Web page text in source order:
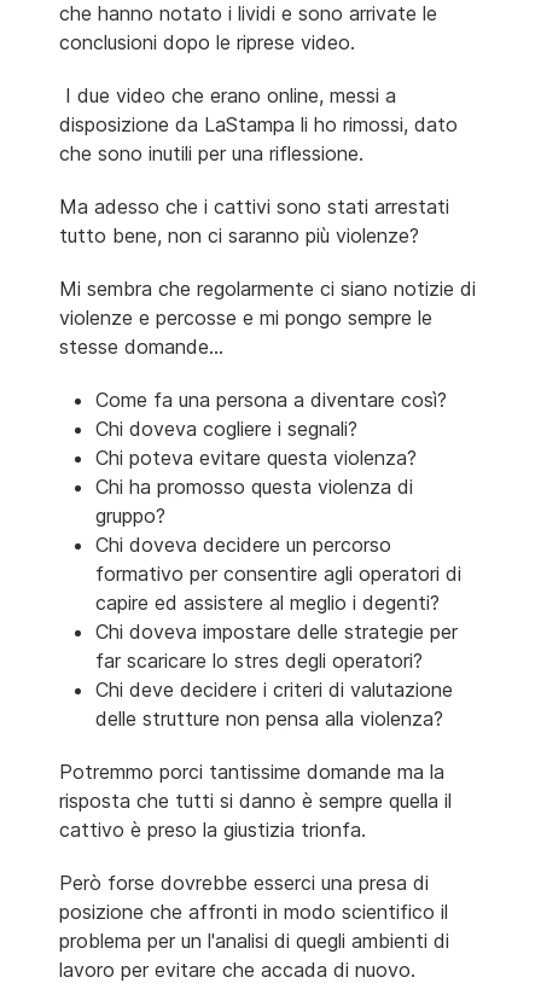
che hanno notato i lividi e sono arrivate le
conclusioni dopo le riprese video.
I due video che erano online, messi a
disposizione da LaStampa li ho rimossi, dato
che sono inutili per una riflessione.
Ma adesso che i cattivi sono stati arrestati
tutto bene, non ci saranno più violenze?
Mi sembra che regolarmente ci siano notizie di
violenze e percosse e mi pongo sempre le
stesse domande...
Come fa una persona a diventare così?
Chi doveva cogliere i segnali?
Chi poteva evitare questa violenza?
Chi ha promosso questa violenza di
gruppo?
Chi doveva decidere un percorso
formativo per consentire agli operatori di
capire ed assistere al meglio i degenti?
Chi doveva impostare delle strategie per
far scaricare lo stres degli operatori?
Chi deve decidere i criteri di valutazione
delle strutture non pensa alla violenza?
Potremmo porci tantissime domande ma la
risposta che tutti si danno è sempre quella il
cattivo è preso la giustizia trionfa.
Però forse dovrebbe esserci una presa di
posizione che affronti in modo scientifico il
problema per un l'analisi di quegli ambienti di
lavoro per evitare che accada di nuovo.